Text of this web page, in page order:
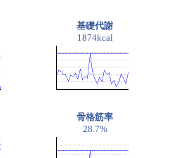
基礎代謝
1874kcal
骨格筋率
28.7%